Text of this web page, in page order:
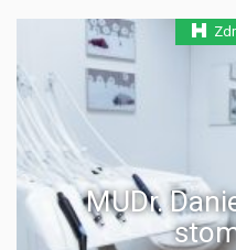
MUDr.